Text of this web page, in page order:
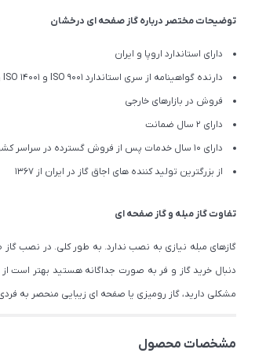
توضیحات مختصر درباره گاز صفحه ای درخشان
دارای استاندارد اروپا و ایران
دارنده گواهینامه از سری استاندارد ISO 9001 و ISO 14001 و ISO 18001 و ISO 41001
فروش در بازارهای خارجی
دارای 2 سال ضمانت
دارای 10 سال خدمات پس از فروش گسترده در سراسر کشور
از بزرگترین تولید کننده های اجاق گاز در ایران از 1367
تفاوت گاز مبله و گاز صفحه ای
گازهای مبله نیازی به نصب ندارد. به طور کلی. در نصب
دنبال خرید گاز و فر به صورت جداگانه هستید بهتر است از
مشکلی دارید، گاز رومیزی یا صفحه ای زیبایی منحصر به
مشخصات محصول